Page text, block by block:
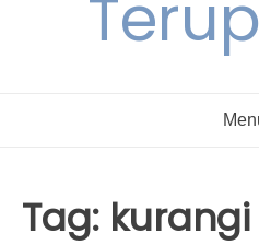
Tag: